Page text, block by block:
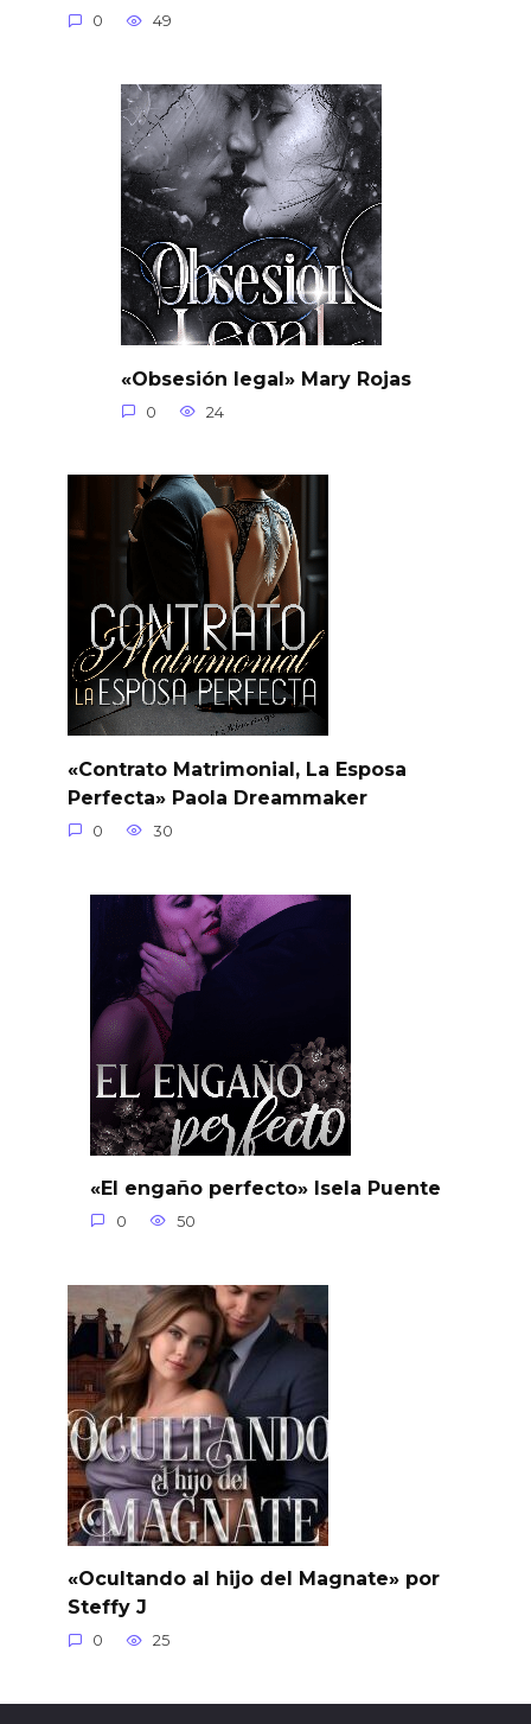
0 49
«Obsesión legal» Mary Rojas
0 24
«Contrato Matrimonial, La Esposa
Perfecta» Paola Dreammaker
0 30
«El engaño perfecto» Isela Puente
0 50
«Ocultando al hijo del Magnate» por
Steffy J
0 25